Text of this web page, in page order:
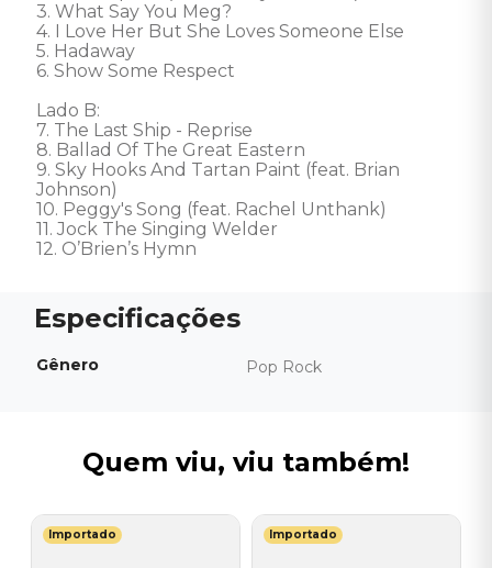
3. What Say You Meg?
4. I Love Her But She Loves Someone Else
5. Hadaway
6. Show Some Respect
Lado B:
7. The Last Ship - Reprise
8. Ballad Of The Great Eastern
9. Sky Hooks And Tartan Paint (feat. Brian
Johnson)
10. Peggy's Song (feat. Rachel Unthank)
11. Jock The Singing Welder
12. O’Brien’s Hymn
Gênero Pop Rock
Quem viu, viu também!
Importado Importado